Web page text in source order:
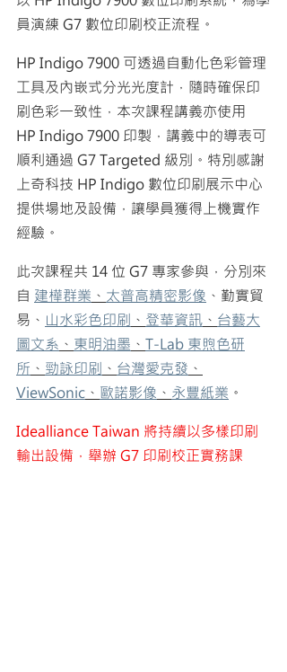
員演練 G7 數位印刷校正流程。
HP Indigo 7900 可透過自動化色彩管理
工具及內嵌式分光光度計，隨時確保印
刷色彩一致性，本次課程講義亦使用
HP Indigo 7900 印製，講義中的導表可
順利通過 G7 Targeted 級別。特別感謝
上奇科技 HP Indigo 數位印刷展示中心
提供場地及設備，讓學員獲得上機實作
經驗。
此次課程共 14 位 G7 專家參與，分別來
自 建樺群業 、 太普高精密影像 、勤實貿
易、 山水彩色印刷 、 登華資訊 、 台藝大
圖文系 、 東明油墨 、 T-Lab 東煦色研
所 、 勁詠印刷 、 台灣愛克發 、
ViewSonic 、 歐諾影像 、 永豐紙業 。
Idealliance Taiwan 將持續以多樣印刷
輸出設備，舉辦 G7 印刷校正實務課